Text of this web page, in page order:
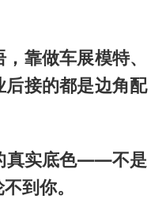
靠做车展模特、
接的都是边角配
真实底色——不是
到你。